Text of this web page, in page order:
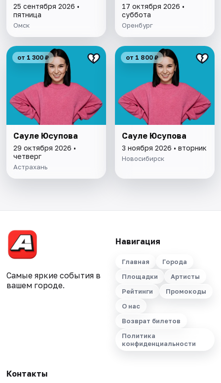
25 сентября 2026 •
пятница
Омск
17 октября 2026 •
суббота
Оренбург
от 1 300 ₽
Сауле Юсупова
29 октября 2026 •
четверг
Астрахань
от 1 800 ₽
Сауле Юсупова
3 ноября 2026 • вторник
Новосибирск
Самые яркие события в
вашем городе.
Навигация
Главная
Города
Площадки
Артисты
Рейтинги
Промокоды
О нас
Возврат билетов
Политика
конфиденциальности
Контакты